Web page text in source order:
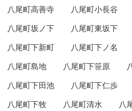
八尾町高善寺
八尾町小長谷
八尾町坂ノ下
八尾町東坂下
八尾町下新町
八尾町下ノ名
八尾町島地
八尾町下笹原
八尾町下田池
八尾町下仁歩
八尾町下牧
八尾町清水
八